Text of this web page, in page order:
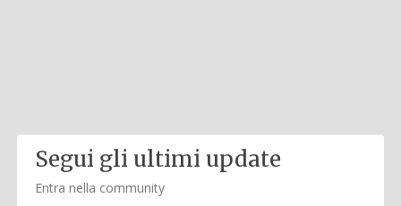
Segui gli ultimi update
Entra nella community